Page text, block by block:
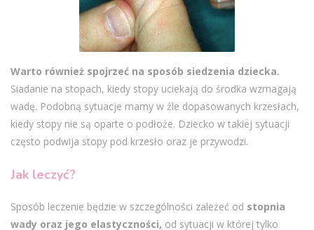
Warto również spojrzeć na sposób siedzenia dziecka.
Siadanie na stopach, kiedy stopy uciekają do środka wzmagają
wadę. Podobną sytuacje mamy w źle dopasowanych krzesłach,
kiedy stopy nie są oparte o podłoże. Dziecko w takiej sytuacji
często podwija stopy pod krzesło oraz je przywodzi.
Jak leczyć?
Sposób leczenie będzie w szczególności zależeć od stopnia
wady oraz jego elastyczności, od sytuacji w której tylko